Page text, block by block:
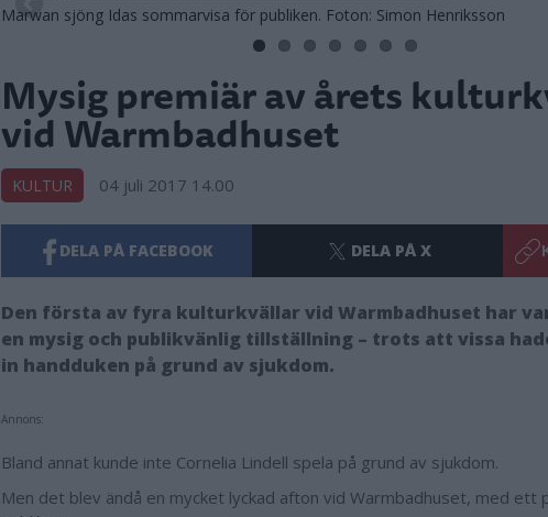
Marwan sjöng Idas sommarvisa för publiken. Foton: Simon Henriksson
Mysig premiär av årets
vid Warmbadhuset
KULTUR 04 juli 2017 14.00
DELA PÅ FACEBOOK DELA PÅ X
Den första av fyra kulturkvällar vid Warmbadhuset har
en mysig och publikvänlig tillställning – trots att vissa
in handduken på grund av sjukdom.
Annons:
Bland annat kunde inte Cornelia Lindell spela på grund av sjukdom.
Men det blev ändå en mycket lyckad afton vid Warmbadhuset, med ett